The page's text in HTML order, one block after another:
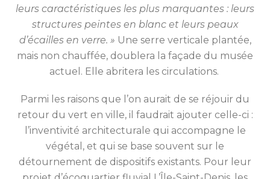
leurs caractéristiques les plus marquantes : leurs
structures peintes en blanc et leurs peaux
d’écailles en verre. » Une serre verticale plantée,
mais non chauffée, doublera la façade du musée
actuel. Elle abritera les circulations.
Parmi les raisons que l’on aurait de se réjouir du
retour du vert en ville, il faudrait ajouter celle-ci :
l’inventivité architecturale qui accompagne le
végétal, et qui se base souvent sur le
détournement de dispositifs existants. Pour leur